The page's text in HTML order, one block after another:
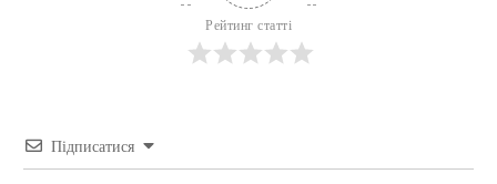
Рейтинг статті
Підписатися